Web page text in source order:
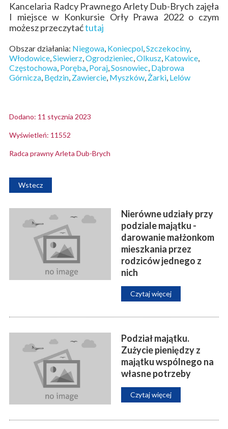
Kancelaria Radcy Prawnego Arlety Dub-Brych zajęła
I miejsce w Konkursie Orły Prawa 2022 o czym
możesz przeczytaćtutaj
Obszar działania: Niegowa, Koniecpol,Szczekociny,
Włodowice,Siewierz,Ogrodzieniec,Olkusz, Katowice,
Częstochowa, Poręba, Poraj,Sosnowiec, Dąbrowa
Górnicza, Będzin, Zawiercie, Myszków, Żarki, Lelów
Dodano: 11 stycznia 2023
Wyświetleń: 11552
Radca prawny Arleta Dub-Brych
Wstecz
Nierówne udziały przy
podziale majątku -
darowanie małżonkom
mieszkania przez
rodziców jednego z
nich
Czytaj więcej
Podział majątku.
Zużycie pieniędzy z
majątku wspólnego na
własne potrzeby
Czytaj więcej